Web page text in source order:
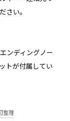
さい。
ンディングノー
トが付属してい
整理